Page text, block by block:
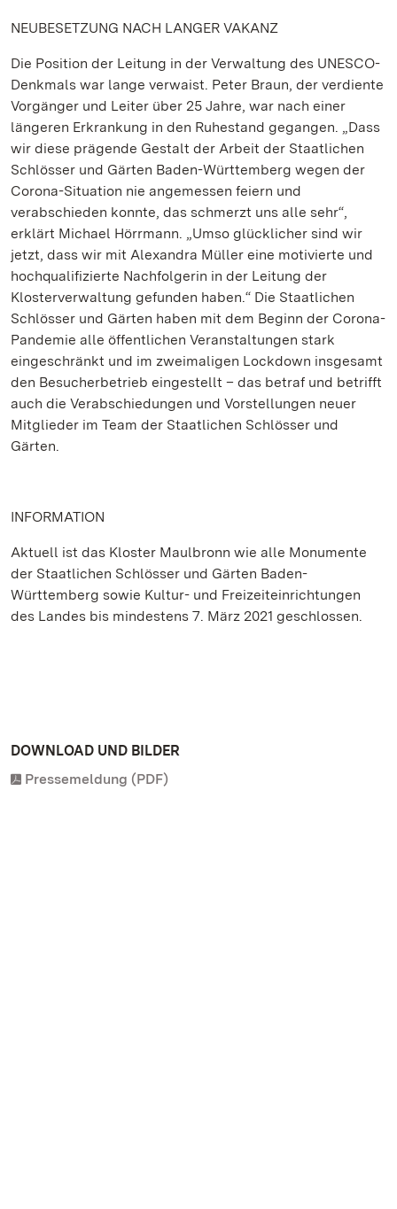
NEUBESETZUNG NACH LANGER VAKANZ
Die Position der Leitung in der Verwaltung des UNESCO-
Denkmals war lange verwaist. Peter Braun, der verdiente
Vorgänger und Leiter über 25 Jahre, war nach einer
längeren Erkrankung in den Ruhestand gegangen. „Dass
wir diese prägende Gestalt der Arbeit der Staatlichen
Schlösser und Gärten Baden-Württemberg wegen der
Corona-Situation nie angemessen feiern und
verabschieden konnte, das schmerzt uns alle sehr“,
erklärt Michael Hörrmann. „Umso glücklicher sind wir
jetzt, dass wir mit Alexandra Müller eine motivierte und
hochqualifizierte Nachfolgerin in der Leitung der
Klosterverwaltung gefunden haben.“ Die Staatlichen
Schlösser und Gärten haben mit dem Beginn der Corona-
Pandemie alle öffentlichen Veranstaltungen stark
eingeschränkt und im zweimaligen Lockdown insgesamt
den Besucherbetrieb eingestellt – das betraf und betrifft
auch die Verabschiedungen und Vorstellungen neuer
Mitglieder im Team der Staatlichen Schlösser und
Gärten.
INFORMATION
Aktuell ist das Kloster Maulbronn wie alle Monumente
der Staatlichen Schlösser und Gärten Baden-
Württemberg sowie Kultur- und Freizeiteinrichtungen
des Landes bis mindestens 7. März 2021 geschlossen.
DOWNLOAD UND BILDER
Pressemeldung (PDF)